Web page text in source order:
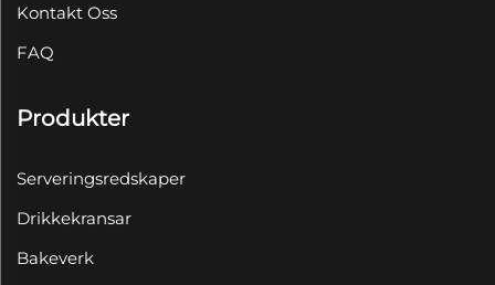
Kontakt Oss
FAQ
Produkter
Serveringsredskaper
Drikkekransar
Bakeverk